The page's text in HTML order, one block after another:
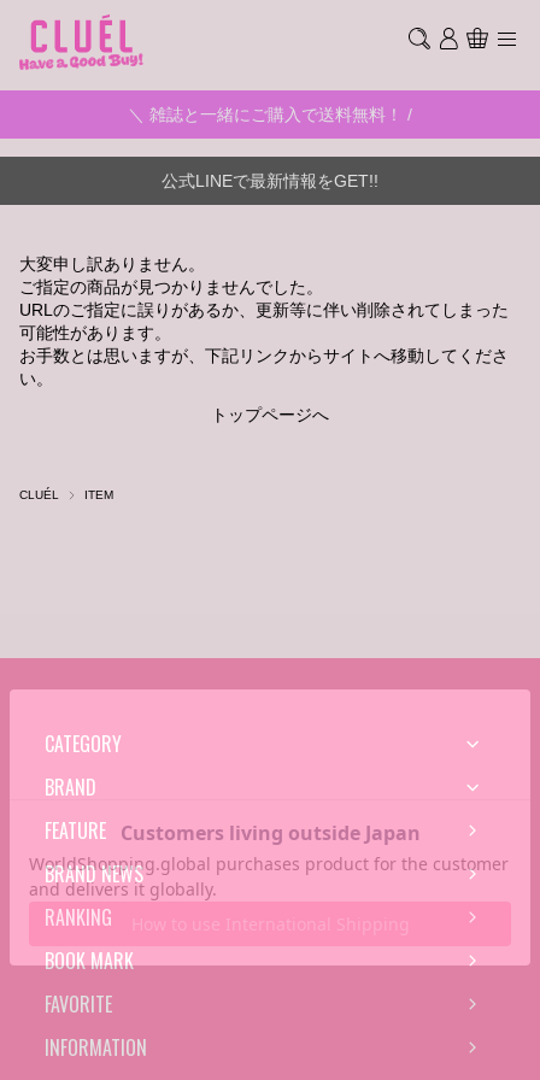
＼ 雑誌と一緒にご購入で送料無料！ /
公式LINEで最新情報をGET!!
大変申し訳ありません。
ご指定の商品が見つかりませんでした。
URLのご指定に誤りがあるか、更新等に伴い削除されてしまった
可能性があります。
お手数とは思いますが、下記リンクからサイトへ移動してくださ
い。
トップページへ
CLUÉL ITEM
CATEGORY
BRAND
FEATURE
BRAND NEWS
RANKING
BOOK MARK
FAVORITE
INFORMATION